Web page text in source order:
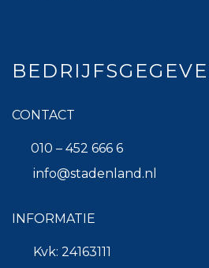
CONTACT
010 – 452 666 6
info@stadenland.nl
INFORMATIE
Kvk: 24163111